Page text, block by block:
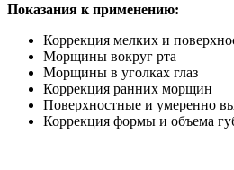
Показания к применению:
Коррекция мелких и
Морщины вокруг рта
Морщины в уголках глаз
Коррекция ранних морщин
Поверхностные и умеренно
Коррекция формы и объема